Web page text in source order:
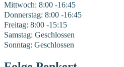
Mittwoch: 8:00 -16:45
Donnerstag: 8:00 -16:45
Freitag: 8:00 -15:15
Samstag: Geschlossen
Sonntag: Geschlossen